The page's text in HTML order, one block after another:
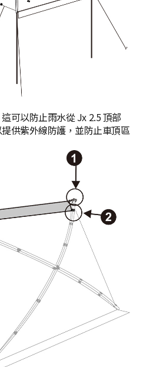
可以防止雨水從 Jx 2.5 頂部
供紫外線防護，並防止車頂區